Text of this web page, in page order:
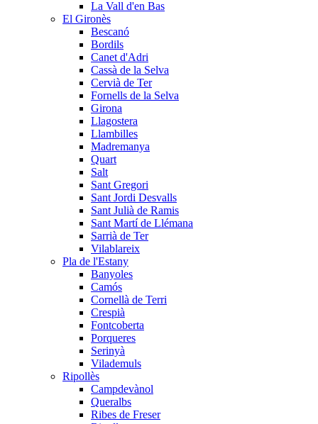
La Vall d'en Bas
El Gironès
Bescanó
Bordils
Canet d'Adri
Cassà de la Selva
Cervià de Ter
Fornells de la Selva
Girona
Llagostera
Llambilles
Madremanya
Quart
Salt
Sant Gregori
Sant Jordi Desvalls
Sant Julià de Ramis
Sant Martí de Llémana
Sarrià de Ter
Vilablareix
Pla de l'Estany
Banyoles
Camós
Cornellà de Terri
Crespià
Fontcoberta
Porqueres
Serinyà
Vilademuls
Ripollès
Campdevànol
Queralbs
Ribes de Freser